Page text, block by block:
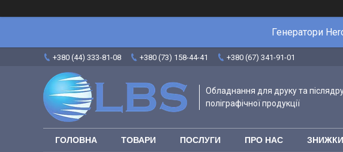
Генератори
+380 (44) 333-81-08 +380 (73) 158-44-41 +380 (67) 341-91-01
Обладнання для друку та
поліграфічної продукції
ГОЛОВНА ТОВАРИ ПОСЛУГИ ПРО НАС ЗНИЖКИ